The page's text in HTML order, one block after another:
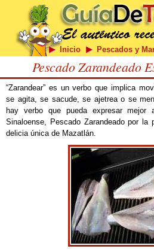
Inicio Pescados y
Pescado Zarandeado
“Zarandear” es un verbo que implica
se agita, se sacude, se ajetrea o se
hay verbo que pueda expresar mejor
Sinaloense, Pescado Zarandeado por
delicia única de Mazatlán.